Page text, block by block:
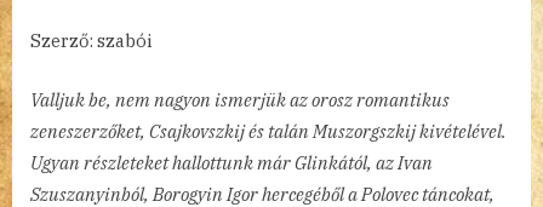
Szerző: szabói
Valljuk be, nem nagyon ismerjük az orosz romantikus
zeneszerzőket, Csajkovszkij és talán Muszorgszkij kivételével.
Ugyan részleteket hallottunk már Glinkától, az Ivan
Szuszanyinból, Borogyin Igor hercegéből a Polovec táncokat,